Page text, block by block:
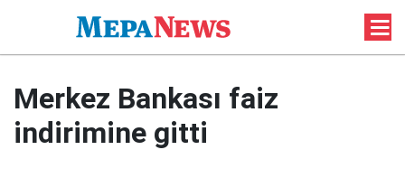
Merkez Bankası faiz
indirimine gitti